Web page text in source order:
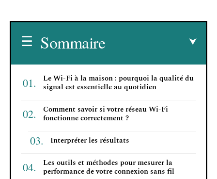
Sommaire
Le Wi-Fi à la maison : pourquoi la qualité du
signal est essentielle au quotidien
Comment savoir si votre réseau Wi-Fi
fonctionne correctement ?
Interpréter les résultats
Les outils et méthodes pour mesurer la
performance de votre connexion sans fil